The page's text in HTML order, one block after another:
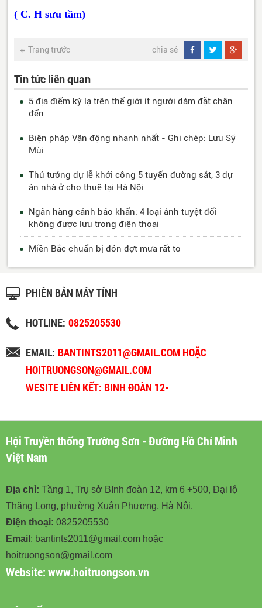
( C. H sưu tầm)
Trang trước chia sẻ
Tin tức liên quan
5 địa điểm kỳ lạ trên thế giới ít người dám đặt chân
đến
Biện pháp Vận động nhanh nhất - Ghi chép: Lưu Sỹ
Mùi
Thủ tướng dự lễ khởi công 5 tuyến đường sắt, 3 dự
án nhà ở cho thuê tại Hà Nội
Ngân hàng cảnh báo khẩn: 4 loại ảnh tuyệt đối
không được lưu trong điện thoại
Miền Bắc chuẩn bị đón đợt mưa rất to
PHIÊN BẢN MÁY TÍNH
HOTLINE: 0825205530
EMAIL: BANTINTS2011@GMAIL.COM HOẶC
HOITRUONGSON@GMAIL.COM
WESITE LIÊN KẾT: BINH ĐOÀN 12-
Hội Truyền thống Trường Sơn - Đường Hồ Chí Minh
Việt Nam
Địa chỉ: Tầng 1, Trụ sở BInh đoàn 12, km 6 +500, Đại lộ
Thăng Long, phường Xuân Phương, Hà Nội.
Điện thoại: 0825205530
Email : bantints2011@gmail.com hoặc
hoitruongson@gmail.com
Website:www.hoitruongson.vn